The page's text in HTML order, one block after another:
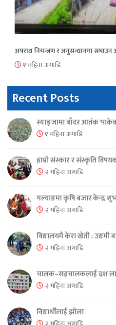
अपराध नियन्त्रण र अनुसन्धानमा सघाउन
१ महिना अगाडि
Recent Posts
स्याङ्जामा बाँदर आतंक
१ महिना अगाडि
हाम्रो संस्कार र संस्कृति
२ महिना अगाडि
गल्याङमा कृषि बजार केन्द्र
२ महिना अगाडि
विद्यालयमै केरा खेती : उद्यमी
२ महिना अगाडि
चालक–सहचालकलाई दश
२ महिना अगाडि
विद्यार्थीलाई झोला